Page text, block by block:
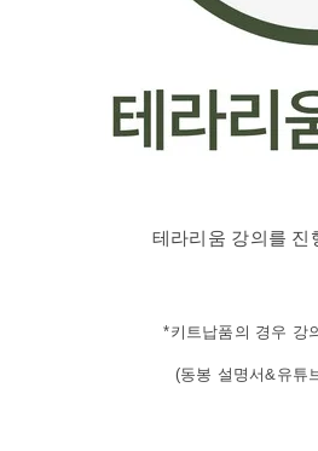
테라리움 강의를 진
*키트납품의 경우 강
(동봉 설명서&유튜